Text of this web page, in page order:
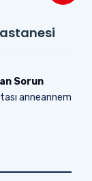
Sorun
anneannem